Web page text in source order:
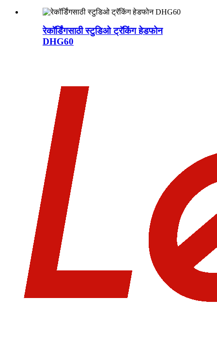
रेकॉर्डिंगसाठी स्टुडिओ ट्रॅकिंग हेडफोन
DHG60